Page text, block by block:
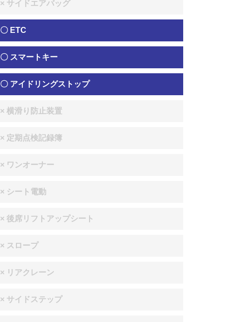
× サイドエアバッグ
〇 ETC
〇 スマートキー
〇 アイドリングストップ
× 横滑り防止装置
× 定期点検記録簿
× ワンオーナー
× シート電動
× 後席リフトアップシート
× スロープ
× リアクレーン
× サイドステップ